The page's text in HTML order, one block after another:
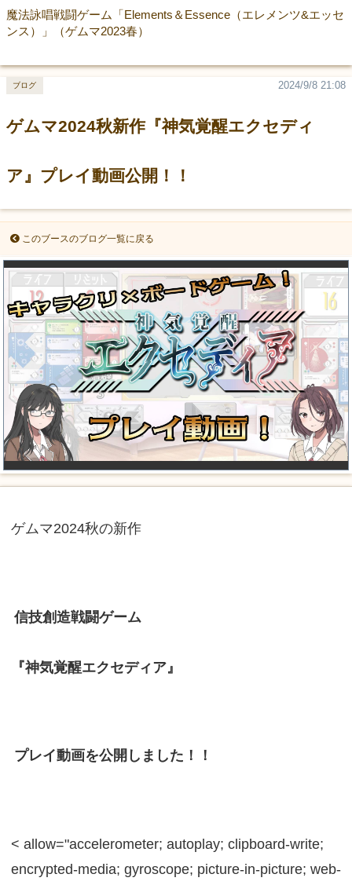
魔法詠唱戦闘ゲーム「Elements＆Essence（エレメンツ&エッセ
ンス）」（ゲムマ2023春）
ゲムマ2024秋新作『神気覚醒エクセディ
ア』プレイ動画公開！！
2024/9/8 21:08
ブログ
このブースのブログ一覧に戻る
ゲムマ2024秋の新作
信技創造戦闘ゲーム
『神気覚醒エクセディア』
プレイ動画を公開しました！！
< allow="accelerometer; autoplay; clipboard-write;
encrypted-media; gyroscope; picture-in-picture; web-